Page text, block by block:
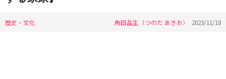
歴史・文化 角田晶生（つのだ あきお） 2023/11/18